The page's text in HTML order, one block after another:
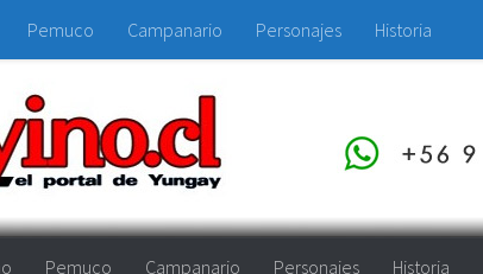
Pemuco Campanario Personajes Historia
Pemuco Campanario Personajes Historia